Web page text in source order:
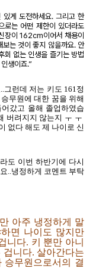
있게 도전하세요. 그리고 한
로는 어떤 제한이 있더라도
장이 162cm이어서 채용이
보는 것이 좋지 않을까요. 안
회 없는 인생을 즐기는 방법
생이죠.”
그런데 저는 키도 161정
무원에 대한 꿈을 위해
갔고 올해 졸업하였습
버려지지 않는지 ㅜ ㅜ
없다 해도 제 나이로 신
도 이번 하반기에 다시
..냉정하게 코멘트 부탁
아주 냉정하게 말
면 나이도 많지만
니다. 키 뿐만 아니
니다. 살아간다는
무원으로서의 결